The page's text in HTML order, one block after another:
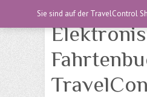
Sie sind auf der TravelControl